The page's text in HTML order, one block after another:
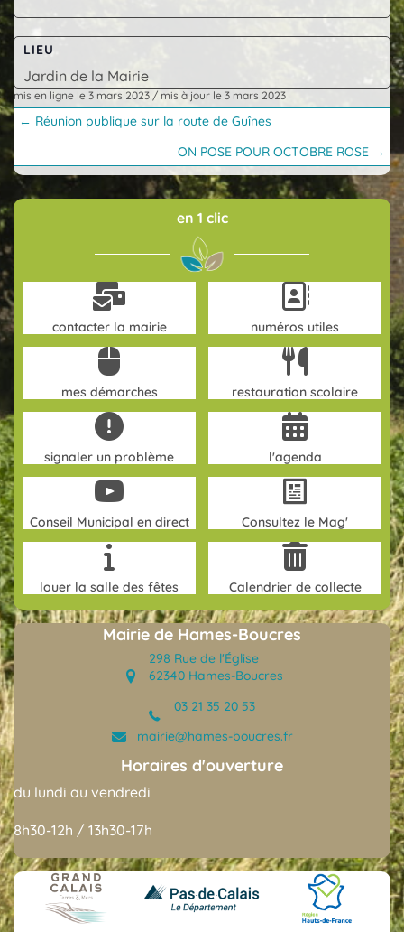
LIEU
Jardin de la Mairie
mis en ligne le 3 mars 2023 / mis à jour le 3 mars 2023
Posts
← Réunion publique sur la route de Guînes
ON POSE POUR OCTOBRE ROSE →
en 1 clic
contacter la mairie numéros utiles
mes démarches restauration scolaire
signaler un problème l'agenda
Conseil Municipal en direct Consultez le Mag'
louer la salle des fêtes Calendrier de collecte
Mairie de Hames-Boucres
298 Rue de l'Église
62340 Hames-Boucres
(opens in new tab)
03 21 35 20 53
(opens in new tab)
mairie@hames-boucres.fr
Horaires d'ouverture
du lundi au vendredi
8h30-12h / 13h30-17h